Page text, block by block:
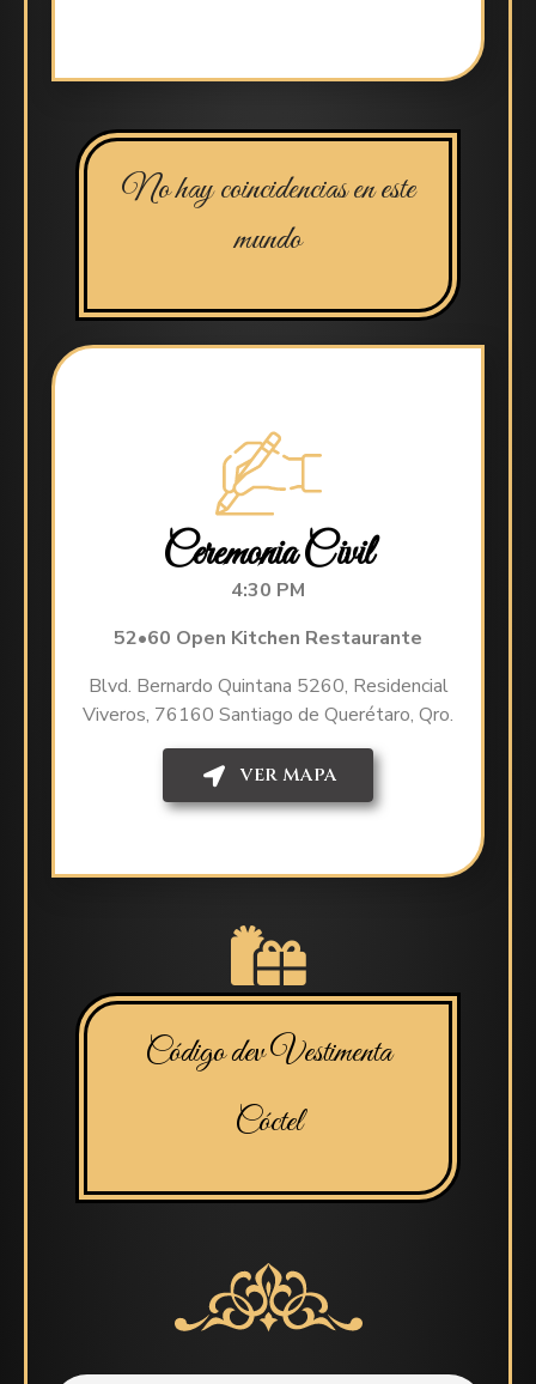
No hay coincidencias en este
mundo
Ceremonia Civil
4:30 PM
52•60 Open Kitchen Restaurante
Blvd. Bernardo Quintana 5260, Residencial
Viveros, 76160 Santiago de Querétaro, Qro.
VER MAPA
Código dev Vestimenta
Cóctel